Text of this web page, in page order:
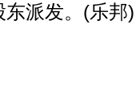
派发。(乐邦)